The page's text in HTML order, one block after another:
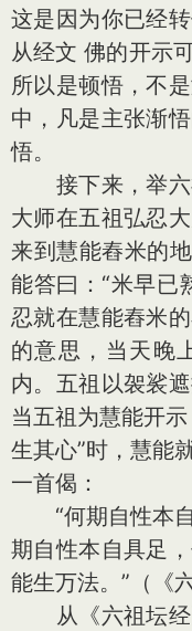
这是因为你已经
从经文 佛的开示
所以是顿悟，不
中，凡是主张渐
悟。
接下来，举六
大师在五祖弘忍
来到慧能舂米的
能答曰：“米早已
忍就在慧能舂米
的意思，当天晚
内。五祖以袈裟
当五祖为慧能开
生其心”时，慧能
一首偈：
“何期自性本自
期自性本自具足
能生万法。”（《
从《六祖坛经